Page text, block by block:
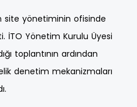
site yönetiminin ofisinde
İTO Yönetim Kurulu Üyesi
toplantının ardından
denetim mekanizmaları